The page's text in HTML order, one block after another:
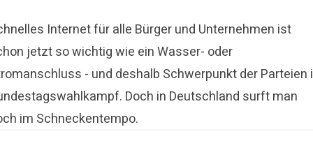
Internet für alle Bürger und Unternehmen ist
jetzt so wichtig wie ein Wasser- oder
- und deshalb Schwerpunkt der Parteien
Doch in Deutschland surft man
im Schneckentempo.